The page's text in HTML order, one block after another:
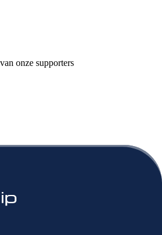
onze supporters